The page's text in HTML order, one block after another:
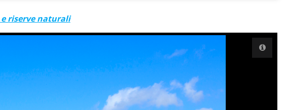
riserve naturali